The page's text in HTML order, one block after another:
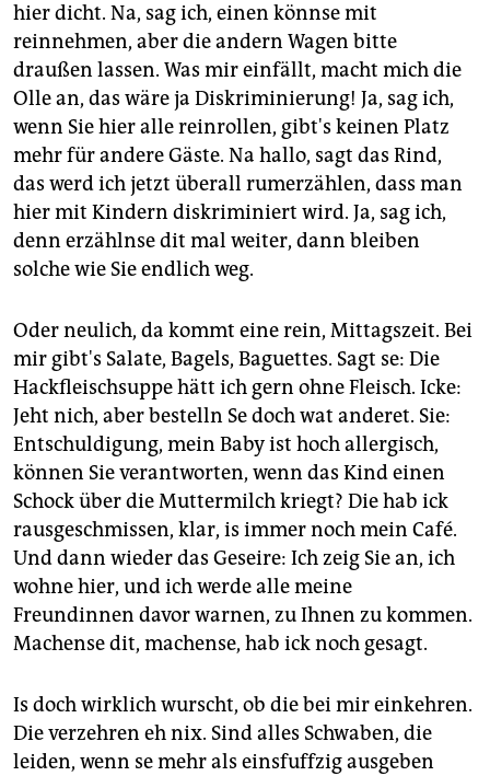
hier dicht. Na, sag ich, einen könnse mit
reinnehmen, aber die andern Wagen bitte
draußen lassen. Was mir einfällt, macht mich die
Olle an, das wäre ja Diskriminierung! Ja, sag ich,
wenn Sie hier alle reinrollen, gibt's keinen Platz
mehr für andere Gäste. Na hallo, sagt das Rind,
das werd ich jetzt überall rumerzählen, dass man
hier mit Kindern diskriminiert wird. Ja, sag ich,
denn erzählnse dit mal weiter, dann bleiben
solche wie Sie endlich weg.
Oder neulich, da kommt eine rein, Mittagszeit. Bei
mir gibt's Salate, Bagels, Baguettes. Sagt se: Die
Hackfleischsuppe hätt ich gern ohne Fleisch. Icke:
Jeht nich, aber bestelln Se doch wat anderet. Sie:
Entschuldigung, mein Baby ist hoch allergisch,
können Sie verantworten, wenn das Kind einen
Schock über die Muttermilch kriegt? Die hab ick
rausgeschmissen, klar, is immer noch mein Café.
Und dann wieder das Geseire: Ich zeig Sie an, ich
wohne hier, und ich werde alle meine
Freundinnen davor warnen, zu Ihnen zu kommen.
Machense dit, machense, hab ick noch gesagt.
Is doch wirklich wurscht, ob die bei mir einkehren.
Die verzehren eh nix. Sind alles Schwaben, die
leiden, wenn se mehr als einsfuffzig ausgeben